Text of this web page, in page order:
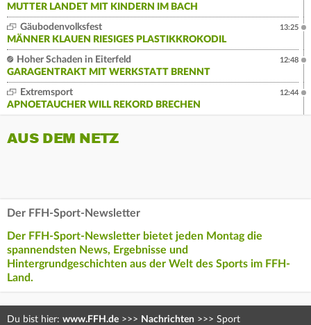
MUTTER LANDET MIT KINDERN IM BACH
Gäubodenvolksfest
MÄNNER KLAUEN RIESIGES PLASTIKKROKODIL
13:25
Hoher Schaden in Eiterfeld
GARAGENTRAKT MIT WERKSTATT BRENNT
12:48
Extremsport
APNOETAUCHER WILL REKORD BRECHEN
12:44
AUS DEM NETZ
Der FFH-Sport-Newsletter
Der FFH-Sport-Newsletter bietet jeden Montag die
spannendsten News, Ergebnisse und
Hintergrundgeschichten aus der Welt des Sports im FFH-
Land.
Du bist hier: www.FFH.de >>> Nachrichten >>> Sport